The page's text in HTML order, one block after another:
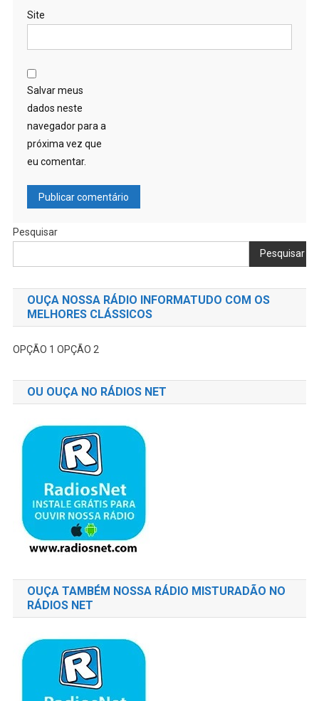
Site
Salvar meus
dados neste
navegador para a
próxima vez que
eu comentar.
Pesquisar
Pesquisar
OUÇA NOSSA RÁDIO INFORMATUDO COM OS
MELHORES CLÁSSICOS
OPÇÃO 1 OPÇÃO 2
OU OUÇA NO RÁDIOS NET
OUÇA TAMBÉM NOSSA RÁDIO MISTURADÃO NO
RÁDIOS NET